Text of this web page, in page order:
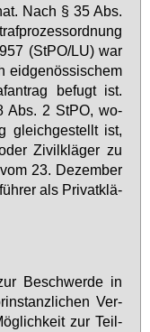
Nach § 35 Abs.
(StPO/LU) war
eid­ge­nös­si­schem
be­fugt ist.
Abs. 2 StPO, wo­
gleich­ge­stellt ist,
Zi­vil­klä­ger zu
23. De­zem­ber
als Pri­vat­klä­
Be­schwer­de in
Ver­
zur Teil­